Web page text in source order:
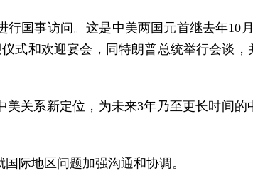
国事访问。这是中美两国元首继去年10
式和欢迎宴会，同特朗普总统举行会谈
关系新定位，为未来3年乃至更长时间
际地区问题加强沟通和协调。